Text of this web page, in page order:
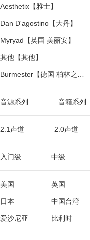
Aesthetix【雅士】
Dan D'agostino【大丹】
Myryad【英国 美丽安】
其他【其他】
音源系列 音箱系列
2.1声道 2.0声道
入门级 中级
美国 英国
日本 中国台湾
爱沙尼亚 比利时